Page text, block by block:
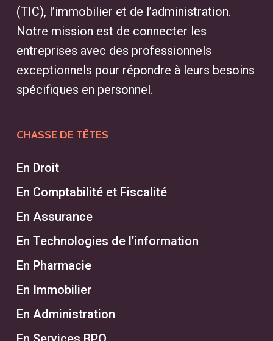
Comment trouver un bon
chasseur de tête à Laval?
Pour trouver un bon chasseur de
têtes à Laval, faites confiance à
se distingue par une solide
réseau de professionnels étendu, et
des services personnalisés. Nous
comprenons les besoins uniques
des entreprises et garantissons des
résultats rapides pour vos postes
disponibles. En choisissant Talgo,
vous bénéficiez d’une approche
chasseurs expérimentée, et de
(TIC), l’immobilier et de l’administration.
Notre mission est de connecter les
entreprises avec des professionnels
exceptionnels pour répondre à leurs besoins
spécifiques en personnel.
CHASSE DE TÊTES
En Droit
En Comptabilité et Fiscalité
En Assurance
En Technologies de l’information
En Pharmacie
En Immobilier
En Administration